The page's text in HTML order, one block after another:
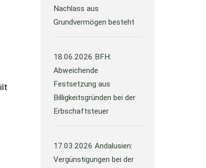
Nachlass aus
Grundvermögen besteht
18.06.2026 BFH:
Abweichende
Festsetzung aus
Billigkeitsgründen bei der
Erbschaftsteuer
17.03.2026Andalusien:
Vergünstigungen bei der